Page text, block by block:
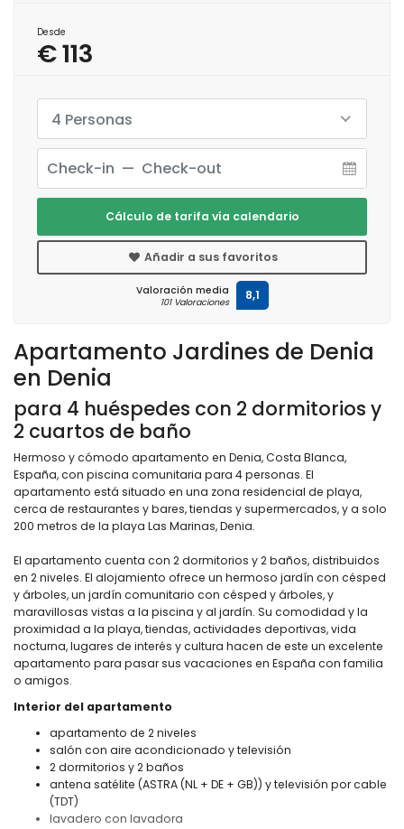
Apartamento Jardines de Denia
en Denia
para 4 huéspedes con 2 dormitorios y
2 cuartos de baño
Hermoso y cómodo apartamento en Denia, Costa Blanca,
España, con piscina comunitaria para 4 personas. El
apartamento está situado en una zona residencial de playa,
cerca de restaurantes y bares, tiendas y supermercados, y a solo
200 metros de la playa Las Marinas, Denia.
El apartamento cuenta con 2 dormitorios y 2 baños, distribuidos
en 2 niveles. El alojamiento ofrece un hermoso jardín con césped
y árboles, un jardín comunitario con césped y árboles, y
maravillosas vistas a la piscina y al jardín. Su comodidad y la
proximidad a la playa, tiendas, actividades deportivas, vida
nocturna, lugares de interés y cultura hacen de este un excelente
apartamento para pasar sus vacaciones en España con familia
o amigos.
Interior del apartamento
apartamento de 2 niveles
salón con aire acondicionado y televisión
2 dormitorios y 2 baños
antena satélite (ASTRA (NL + DE + GB)) y televisión por cable
(TDT)
lavadero con lavadora
Desde
€ 113
4 Personas
Cálculo de tarifa vía calendario
Añadir a sus favoritos
Valoración media
101 Valoraciones 8,1